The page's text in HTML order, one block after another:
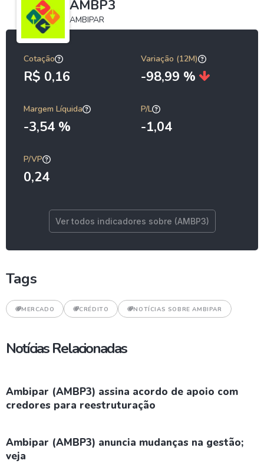
AMBP3
AMBIPAR
Cotação
R$ 0,16
Variação (12M)
-98,99 %
Margem Líquida
-3,54 %
P/L
-1,04
P/VP
0,24
Ver todos indicadores sobre (AMBP3)
Tags
MERCADO CRÉDITO NOTÍCIAS SOBRE AMBIPAR
Notícias Relacionadas
Ambipar (AMBP3) assina acordo de apoio com
credores para reestruturação
Ambipar (AMBP3) anuncia mudanças na gestão;
veja